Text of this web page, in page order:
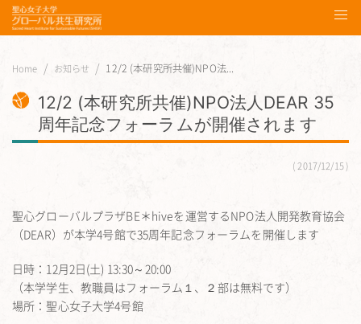
Home お知らせ 12/2 (本研究所共催)NPO法...
12/2 (本研究所共催)NPO法人DEAR 35
周年記念フォーラムが開催されます
2017/12/15
聖心グローバルプラザBE＊hiveを運営するNPO法人開発教育協会
（DEAR）が本学4号館で35周年記念フォーラムを開催します
日時：12月2日(土) 13:30～20:00
（本学学生、教職員はフォーラム１、２部は無料です）
場所：聖心女子大学4号館